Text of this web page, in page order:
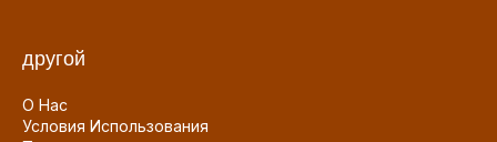
другой
О Нас
Условия Использования